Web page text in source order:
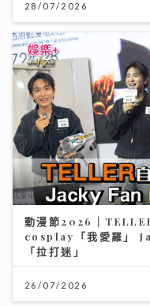
28/07/2026
動漫節2026｜
cosplay「我愛羅」
「拉打迷」
26/07/2026